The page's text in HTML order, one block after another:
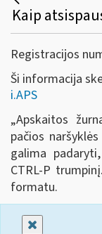
Registracijos
Ši informacija
i.APS
„Apskaitos
pačios
galima
CTRL-P
formatu.